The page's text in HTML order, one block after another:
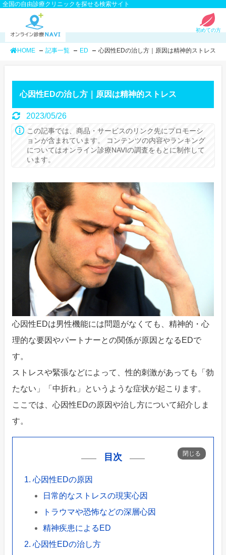
全国の自由診療クリニックを探せる検索サイト
初めての方
HOME 記事一覧 ED 心因性EDの治し方｜原因は精神的ストレス
心因性EDの治し方｜原因は精神的ストレス
2023/05/26
心因性EDは男性機能には問題がなくても、精神的・心
理的な要因やパートナーとの関係が原因となるEDで
す。
ストレスや緊張などによって、性的刺激があっても「勃
たない」「中折れ」というような症状が起こります。
ここでは、心因性EDの原因や治し方について紹介しま
す。
目次
心因性EDの原因
日常的なストレスの現実心因
トラウマや恐怖などの深層心因
精神疾患によるED
心因性EDの治し方